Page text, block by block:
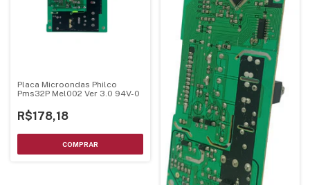
Placa Microondas Philco
Pms32P Mel002 Ver 3.0 94V-0
R$178,18